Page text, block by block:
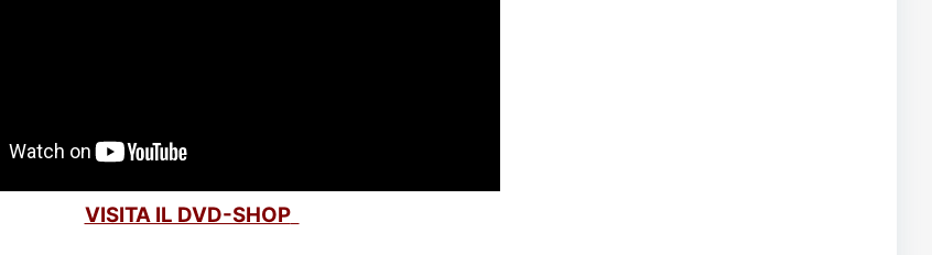
VISITA IL DVD-SHOP